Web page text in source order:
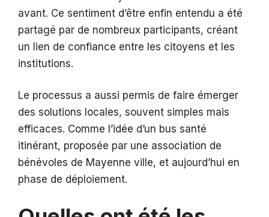
avant. Ce sentiment d’être enfin entendu a été
partagé par de nombreux participants, créant
un lien de confiance entre les citoyens et les
institutions.
Le processus a aussi permis de faire émerger
des solutions locales, souvent simples mais
efficaces. Comme l’idée d’un bus santé
itinérant, proposée par une association de
bénévoles de Mayenne ville, et aujourd’hui en
phase de déploiement.